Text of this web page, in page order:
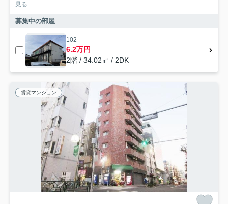
見る
募集中の部屋
102
6.2万円
2階 / 34.02㎡ / 2DK
賃貸マンション